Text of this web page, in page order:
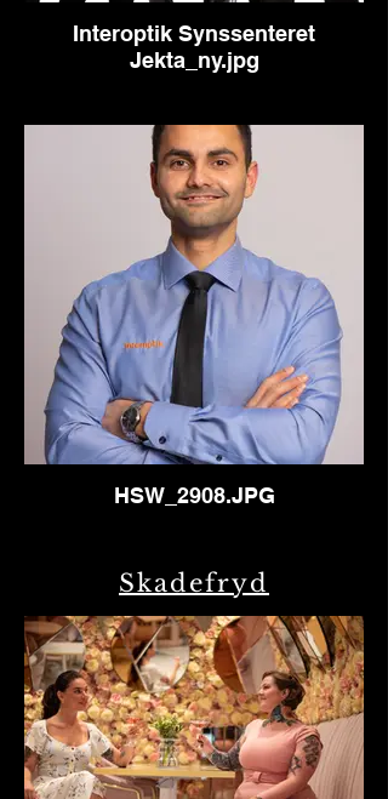
Interoptik Synssenteret
Jekta_ny.jpg
HSW_2908.JPG
Skadefryd